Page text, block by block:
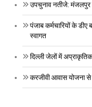
उपचुनाव नतीजे: मंजलपुर
पंजाब कर्मचारियों के
स्वागत
दिल्ली जेलों में
करजीवी आवास योजना